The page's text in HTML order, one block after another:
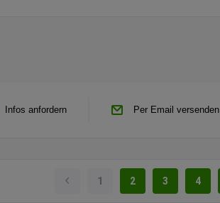
Infos anfordern Per Email versenden
1 2 3 4